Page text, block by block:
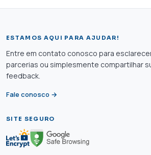
ESTAMOS AQUI PARA AJUDAR!
Entre em contato conosco para
parcerias ou simplesmente compartilhar
feedback.
Fale conosco →
SITE SEGURO